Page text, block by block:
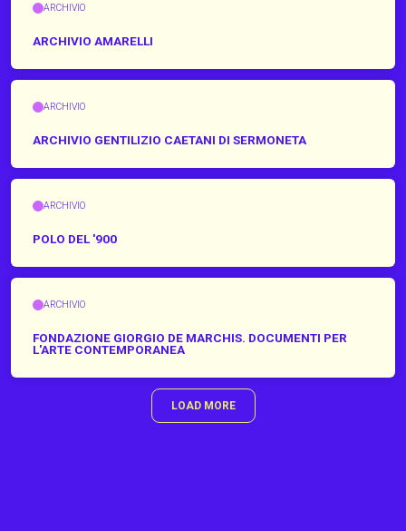
ARCHIVIO
ARCHIVIO AMARELLI
ARCHIVIO
ARCHIVIO GENTILIZIO CAETANI DI SERMONETA
ARCHIVIO
POLO DEL '900
ARCHIVIO
FONDAZIONE GIORGIO DE MARCHIS. DOCUMENTI PER
L'ARTE CONTEMPORANEA
LOAD MORE